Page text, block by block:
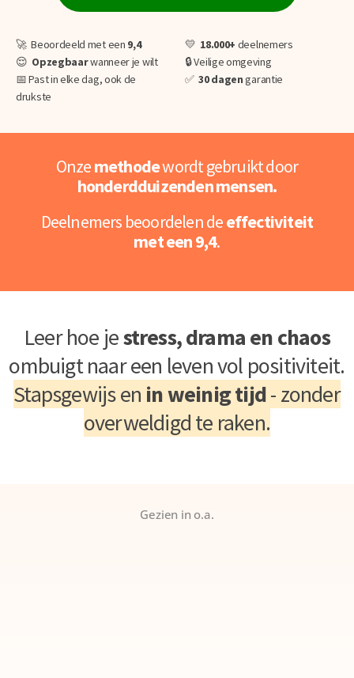
🚀 Beoordeeld met een 9,4
😌 Opzegbaarwanneer je wilt
📅 Past in elke dag, ook de
drukste
💛 18.000+ deelnemers
🔒 Veilige omgeving
✅30 dagengarantie
Onzemethodewordt gebruikt door
honderdduizenden mensen.
Deelnemers beoordelen deeffectiviteit
met een 9,4.
Leer hoe jestress, drama en chaos
ombuigt naar een leven vol positiviteit.
Stapsgewijs en in weinig tijd- zonder
overweldigd te raken.
Gezien in o.a.